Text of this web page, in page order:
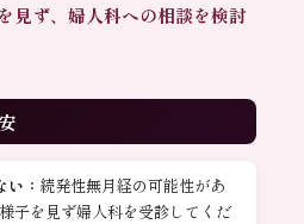
見ず、婦人科への相談を検討
： 続発性無月経の可能性があ
子を見ず婦人科を受診してくだ